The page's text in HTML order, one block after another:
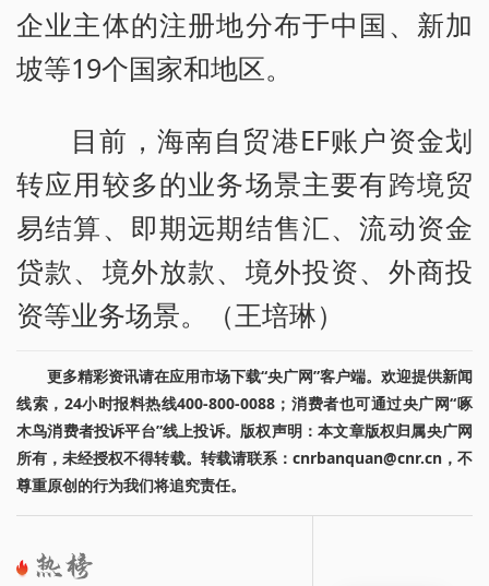
企业主体的注册地分布于中国、新加
坡等19个国家和地区。
目前，海南自贸港EF账户资金划
转应用较多的业务场景主要有跨境贸
易结算、即期远期结售汇、流动资金
贷款、境外放款、境外投资、外商投
资等业务场景。（王培琳）
更多精彩资讯请在应用市场下载“央广网”客户端。欢迎提供新闻
线索，24小时报料热线400-800-0088；消费者也可通过央广网“啄
木鸟消费者投诉平台”线上投诉。版权声明：本文章版权归属央广网
所有，未经授权不得转载。转载请联系：cnrbanquan@cnr.cn，不
尊重原创的行为我们将追究责任。